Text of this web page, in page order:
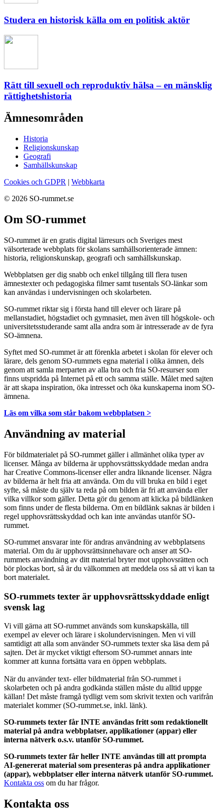
Studera en historisk källa om en politisk aktör
Rätt till sexuell och reproduktiv hälsa – en mänsklig
rättighetshistoria
Ämnesområden
Historia
Religionskunskap
Geografi
Samhällskunskap
Cookies och GDPR | Webbkarta
© 2026 SO-rummet.se
Om SO-rummet
SO-rummet är en gratis digital lärresurs och Sveriges mest
välsorterade webbplats för skolans samhällsorienterade ämnen:
historia, religionskunskap, geografi och samhällskunskap.
Webbplatsen ger dig snabb och enkel tillgång till flera tusen
ämnestexter och pedagogiska filmer samt tusentals SO-länkar som
kan användas i undervisningen och skolarbeten.
SO-rummet riktar sig i första hand till elever och lärare på
mellanstadiet, högstadiet och gymnasiet, men även till högskole- och
universitetsstuderande samt alla andra som är intresserade av de fyra
SO-ämnena.
Syftet med SO-rummet är att förenkla arbetet i skolan för elever och
lärare, dels genom SO-rummets egna material i olika ämnen, dels
genom att samla merparten av alla bra och fria SO-resurser som
finns utspridda på Internet på ett och samma ställe. Målet med sajten
är att skapa inspiration, öka intresset och öka kunskaperna inom SO-
ämnena.
Läs om vilka som står bakom webbplatsen >
Användning av material
För bildmaterialet på SO-rummet gäller i allmänhet olika typer av
licenser. Många av bilderna är upphovsrättsskyddade medan andra
har Creative Commons-licenser eller andra liknande licenser. Några
av bilderna är helt fria att använda. Om du vill bruka en bild i eget
syfte, så måste du själv ta reda på om bilden är fri att använda eller
vilka villkor som gäller. Detta gör du genom att klicka på bildlänken
som finns under de flesta bilderna. Om en bildlänk saknas är bilden i
regel upphovsrättsskyddad och kan inte användas utanför SO-
rummet.
SO-rummet ansvarar inte för andras användning av webbplatsens
material. Om du är upphovsrättsinnehavare och anser att SO-
rummets användning av ditt material bryter mot upphovsrätten och
bör plockas bort, så är du välkommen att meddela oss så att vi kan ta
bort materialet.
SO-rummets texter är upphovsrättsskyddade enligt
svensk lag
Vi vill gärna att SO-rummet används som kunskapskälla, till
exempel av elever och lärare i skolundervisningen. Men vi vill
samtidigt att alla som använder SO-rummets texter ska läsa dem på
sajten. Det är mycket viktigt eftersom SO-rummet annars inte
kommer att kunna fortsätta vara en öppen webbplats.
När du använder text- eller bildmaterial från SO-rummet i
skolarbeten och på andra godkända ställen måste du alltid uppge
källan! Det måste framgå tydligt vem som skrivit texten och varifrån
materialet kommer (SO-rummet.se, inkl. länk).
SO-rummets texter får INTE användas fritt som redaktionellt
material på andra webbplatser, applikationer (appar) eller
interna nätverk o.s.v. utanför SO-rummet.
SO-rummets texter får heller INTE användas till att prompta
AI-genererat material som presenteras på andra applikationer
(appar), webbplatser eller interna nätverk utanför SO-rummet.
Kontakta oss om du har frågor.
Kontakta oss